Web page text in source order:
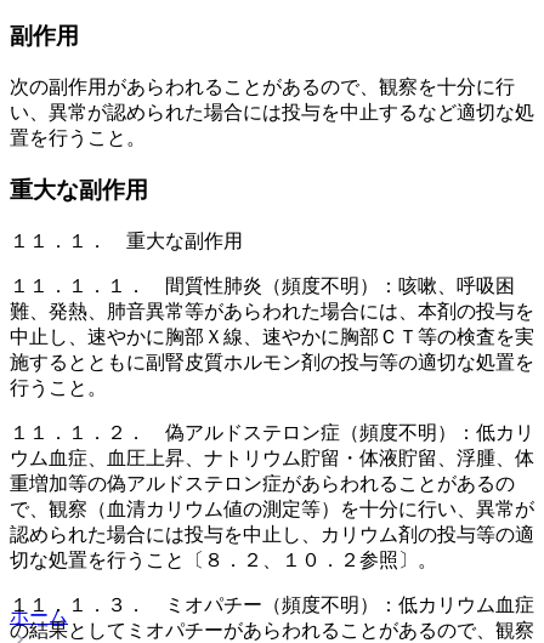
副作用
次の副作用があらわれることがあるので、観察を十分に行
い、異常が認められた場合には投与を中止するなど適切な処
置を行うこと。
重大な副作用
１１．１． 重大な副作用
１１．１．１． 間質性肺炎（頻度不明）：咳嗽、呼吸困
難、発熱、肺音異常等があらわれた場合には、本剤の投与を
中止し、速やかに胸部Ｘ線、速やかに胸部ＣＴ等の検査を実
施するとともに副腎皮質ホルモン剤の投与等の適切な処置を
行うこと。
１１．１．２． 偽アルドステロン症（頻度不明）：低カリ
ウム血症、血圧上昇、ナトリウム貯留・体液貯留、浮腫、体
重増加等の偽アルドステロン症があらわれることがあるの
で、観察（血清カリウム値の測定等）を十分に行い、異常が
認められた場合には投与を中止し、カリウム剤の投与等の適
切な処置を行うこと〔８．２、１０．２参照〕。
１１．１．３． ミオパチー（頻度不明）：低カリウム血症
の結果としてミオパチーがあらわれることがあるので、観察
ホーム